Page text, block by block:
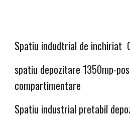
Spatiu indudtrial de inchiriat
spatiu depozitare 1350mp-
compartimentare
Spatiu industrial pretabil